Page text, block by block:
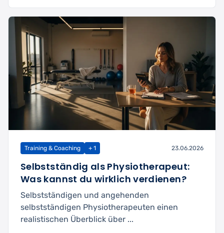
Training & Coaching + 1 23.06.2026
Selbstständig als Physiotherapeut:
Was kannst du wirklich verdienen?
Selbstständigen und angehenden
selbstständigen Physiotherapeuten einen
realistischen Überblick über ...